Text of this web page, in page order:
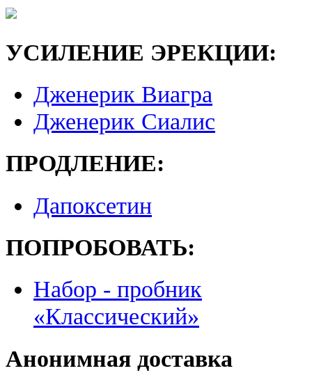
УСИЛЕНИЕ ЭРЕКЦИИ:
Дженерик Виагра
Дженерик Сиалис
ПРОДЛЕНИЕ:
Дапоксетин
ПОПРОБОВАТЬ:
Набор - пробник
«Классический»
Анонимная доставка